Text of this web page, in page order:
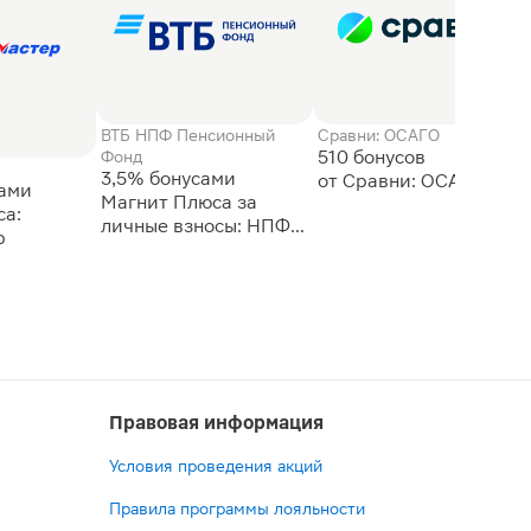
ВТБ НПФ Пенсионный
Фонд
3,5% бонусами
Магнит Плюса за
личные взносы: НПФ
Сравни: ОСАГО
510 бонусов
Правовая информация
Условия проведения акций
Правила программы лояльности